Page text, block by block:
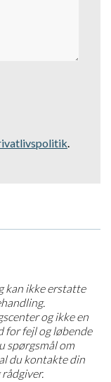
.
kan ikke erstatte
og ikke en
for fejl og løbende
spørgsmål om
du kontakte din